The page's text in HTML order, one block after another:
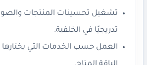
تشغيل تحسينات المنتجات
تدريجيًا في الخلفية.
العمل حسب الخدمات التي يختارها